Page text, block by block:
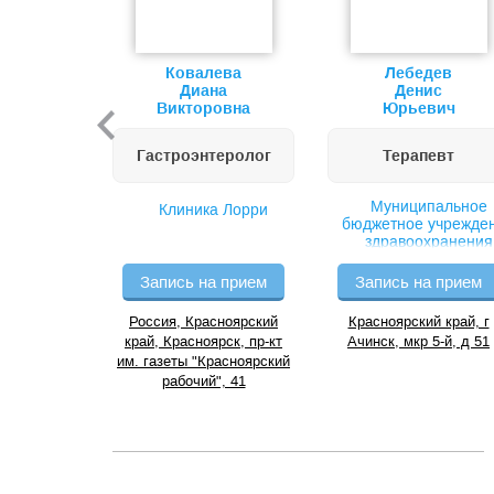
Ковалева
Диана
Викторовна
Гастроэнтеролог
Клиника Лорри
Запись на прием
Россия, Красноярский
край, Красноярск, пр-кт
им. газеты "Красноярский
рабочий", 41
Лебедев
Денис
Юрьевич
Терапевт
Муниципальное
бюджетное
здравоохранения
районная больница”
Запись на прием
Красноярский край, г
Ачинск, мкр 5-й, д 51